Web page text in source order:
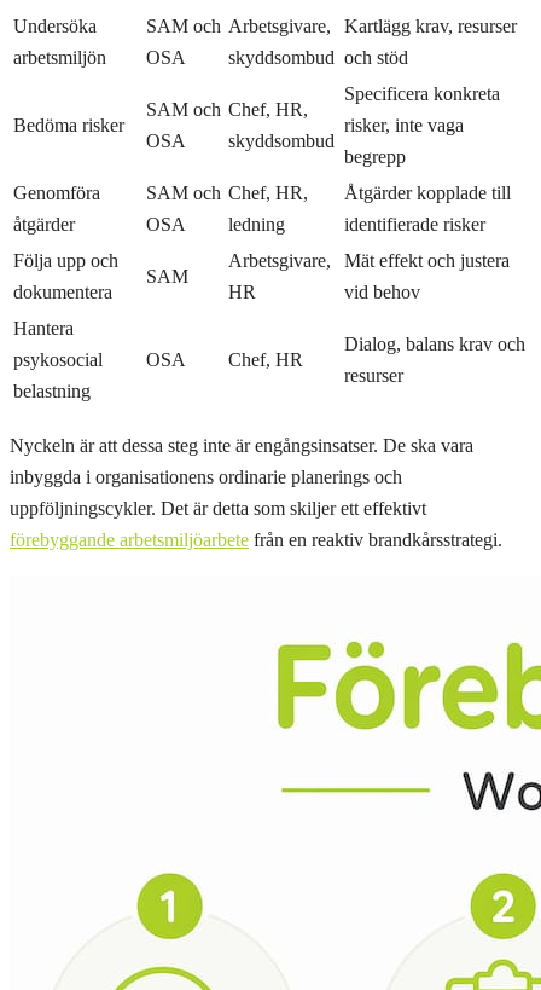
Undersöka
arbetsmiljön
SAM och
OSA
Arbetsgivare,
skyddsombud
Kartlägg krav, resurser
och stöd
Bedöma risker
SAM och
OSA
Chef, HR,
skyddsombud
Specificera konkreta
risker, inte vaga
begrepp
Genomföra
åtgärder
SAM och
OSA
Chef, HR,
ledning
Åtgärder kopplade till
identifierade risker
Följa upp och
dokumentera
SAM
Arbetsgivare,
HR
Mät effekt och justera
vid behov
Hantera
psykosocial
belastning
OSA Chef, HR
Dialog, balans krav och
resurser
Nyckeln är att dessa steg inte är engångsinsatser. De ska vara
inbyggda i organisationens ordinarie planerings och
uppföljningscykler. Det är detta som skiljer ett effektivt
förebyggande arbetsmiljöarbete från en reaktiv brandkårsstrategi.